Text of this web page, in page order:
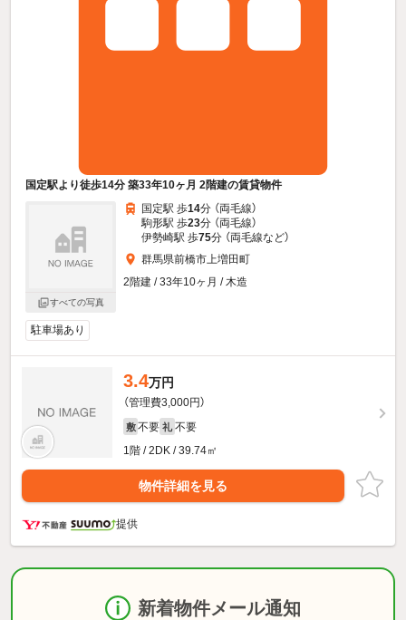
国定駅より徒歩14分 築33年10ヶ月 2階建の賃貸物件
すべての写真
国定駅 歩14分 （両毛線）
駒形駅 歩23分 （両毛線）
伊勢崎駅 歩75分 （両毛線など）
群馬県前橋市上増田町
2階建 / 33年10ヶ月 / 木造
駐車場あり
3.4万円
（管理費3,000円）
敷 不要 礼 不要
1階 / 2DK / 39.74㎡
物件詳細を見る
提供
新着物件メール通知